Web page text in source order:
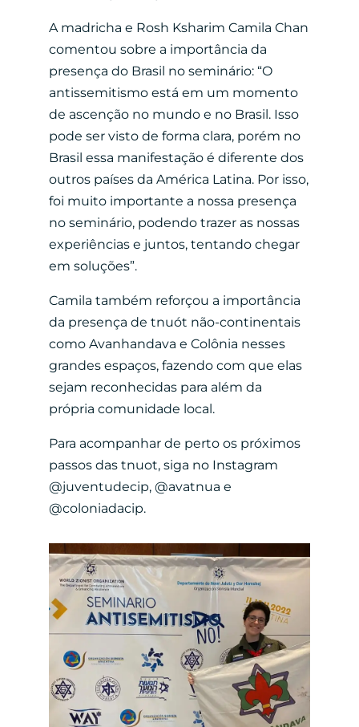
A madricha e Rosh Ksharim Camila Chan
comentou sobre a importância da
presença do Brasil no seminário: “O
antissemitismo está em um momento
de ascenção no mundo e no Brasil. Isso
pode ser visto de forma clara, porém no
Brasil essa manifestação é diferente dos
outros países da América Latina. Por isso,
foi muito importante a nossa presença
no seminário, podendo trazer as nossas
experiências e juntos, tentando chegar
em soluções”.
Camila também reforçou a importância
da presença de tnuót não-continentais
como Avanhandava e Colônia nesses
grandes espaços, fazendo com que elas
sejam reconhecidas para além da
própria comunidade local.
Para acompanhar de perto os próximos
passos das tnuot, siga no Instagram
@juventudecip, @avatnua e
@coloniadacip.